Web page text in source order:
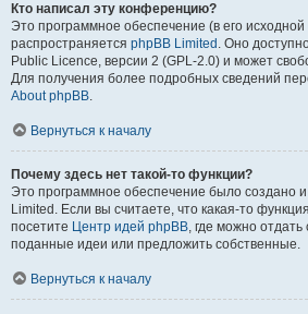
Кто написал эту конференцию?
Это программное обеспечение (в его
распространяется phpBB Limited . Оно
Public Licence, версии 2 (GPL-2.0) и может
Для получения более подробных сведений
About phpBB.
Вернуться к началу
Почему здесь нет такой-то функции?
Это программное обеспечение было создано
Limited. Если вы считаете, что какая-то
посетите Центр идей phpBB, где можно отдать
поданные идеи или предложить собственные.
Вернуться к началу